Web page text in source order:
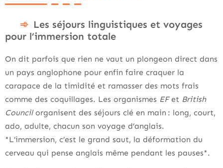
Les séjours linguistiques et voyages
pour l’immersion totale
On dit parfois que rien ne vaut un plongeon direct dans
un pays anglophone pour enfin faire craquer la
carapace de la timidité et ramasser des mots frais
comme des coquillages. Les organismes EFet British
Councilorganisent des séjours clé en main : long, court,
ado, adulte, chacun son voyage d’anglais.
*L’immersion, c’est le grand saut, la déformation du
cerveau qui pense anglais même pendant les pauses*.